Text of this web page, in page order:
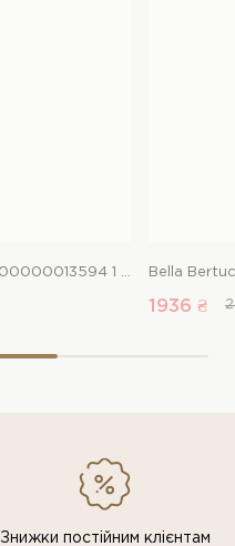
1936 ₴
Знижки постiйним клiєнтам